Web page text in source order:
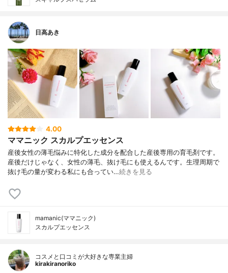
日高あき
4.00
ママニック スカルプエッセンス
産後女性の薄毛悩みに特化した成分を配合した産後専用の育毛剤です。
産後だけじゃなく、女性の薄毛、抜け毛にも使えるんです。生理周期で
抜け毛の量が変わる私にも合ってい…続きを見る
mamanic(ママニック)
スカルプエッセンス
コスメと口コミが大好きな専業主婦
kirakiranoriko